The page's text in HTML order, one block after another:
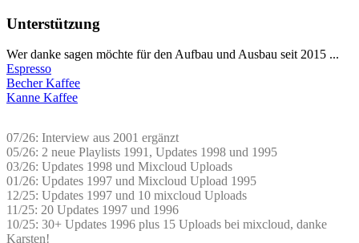
Unterstützung
Wer danke sagen möchte für den Aufbau und Ausbau seit 2015 ...
Espresso
Becher Kaffee
Kanne Kaffee
07/26: Interview aus 2001 ergänzt
05/26: 2 neue Playlists 1991, Updates 1998 und 1995
03/26: Updates 1998 und Mixcloud Uploads
01/26: Updates 1997 und Mixcloud Upload 1995
12/25: Updates 1997 und 10 mixcloud Uploads
11/25: 20 Updates 1997 und 1996
10/25: 30+ Updates 1996 plus 15 Uploads bei mixcloud, danke
Karsten!